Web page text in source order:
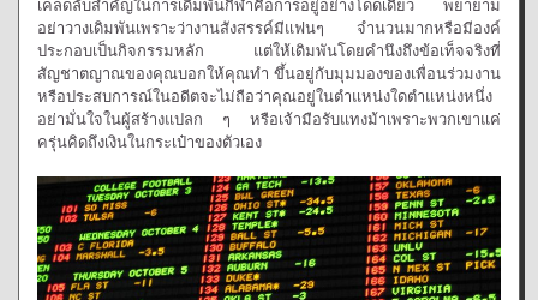
เคล็ดลับสำคัญในการเดิมพันกีฬาคือการอยู่อย่างโดดเดี่ยว พยายาม
อย่าวางเดิมพันเพราะว่างานสังสรรค์มีแฟนๆ จำนวนมากหรือมีองค์
ประกอบเป็นกิจกรรมหลัก แต่ให้เดิมพันโดยคำนึงถึงข้อเท็จจริงที่
สัญชาตญาณของคุณบอกให้คุณทำ ขึ้นอยู่กับมุมมองของเพื่อนร่วมงาน
หรือประสบการณ์ในอดีตจะไม่ถือว่าคุณอยู่ในตำแหน่งใดตำแหน่งหนึ่ง
อย่ามั่นใจในผู้สร้างแปลก ๆ หรือเจ้ามือรับแทงม้าเพราะพวกเขาแค่
ครุ่นคิดถึงเงินในกระเป๋าของตัวเอง